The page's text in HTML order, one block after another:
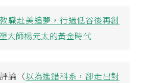
職赴美追夢，行過低谷後再創
師楊元太的黃金時代
論〈以為進錯科系，卻走出對